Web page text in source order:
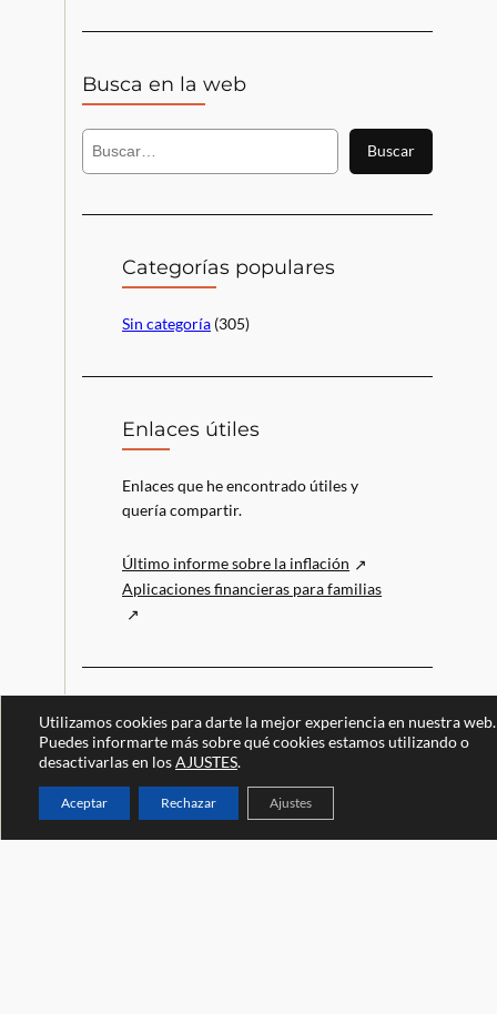
Busca en la web
B
c
Buscar
Categorías populares
Sin categoría (305)
Enlaces útiles
Enlaces que he encontrado útiles y
quería compartir.
Último informe sobre la inflación
Aplicaciones financieras para familias
Utilizamos cookies para darte la mejor experiencia en nuestra web.
Puedes informarte más sobre qué cookies estamos utilizando o
desactivarlas en losAJUSTES.
Aceptar Rechazar Ajustes